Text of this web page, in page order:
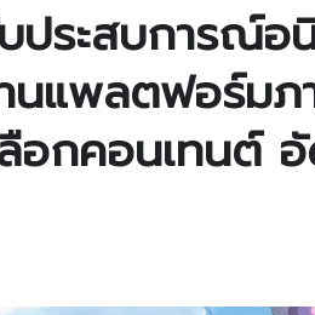
ระสบการณ์อนิ
นแพลตฟอร์มภ
อกคอนเทนต์